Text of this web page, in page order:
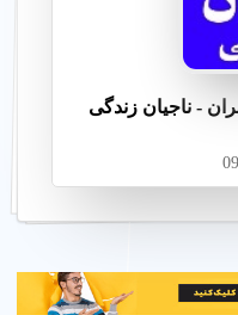
- ناجیان زندگی